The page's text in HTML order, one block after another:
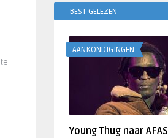
BEST GELEZEN
AANKONDIGINGEN
Young Thug naar